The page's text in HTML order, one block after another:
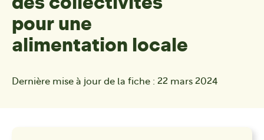
pour une
alimentation locale
Dernière mise à jour de la fiche : 22 mars 2024